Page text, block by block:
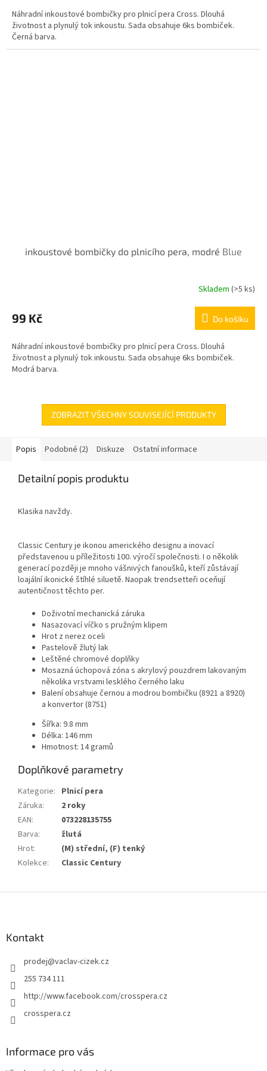
Náhradní inkoustové bombičky pro plnicí pera Cross. Dlouhá
životnost a plynulý tok inkoustu. Sada obsahuje 6ks bombiček.
Černá barva.
inkoustové bombičky do plnicího pera, modré Blue
Skladem (>5 ks)
99 Kč Do košíku
Náhradní inkoustové bombičky pro plnicí pera Cross. Dlouhá
životnost a plynulý tok inkoustu. Sada obsahuje 6ks bombiček.
Modrá barva.
ZOBRAZIT VŠECHNY SOUVISEJÍCÍ PRODUKTY
Popis Podobné (2) Diskuze Ostatní informace
Detailní popis produktu
Klasika navždy.
Classic Century je ikonou amerického designu a inovací
představenou u příležitosti 100. výročí společnosti. I o několik
generací později je mnoho vášnivých fanoušků, kteří zůstávají
loajální ikonické štíhlé siluetě. Naopak trendsetteři oceňují
autentičnost těchto per.
Doživotní mechanická záruka
Nasazovací víčko s pružným klipem
Hrot z nerez oceli
Pastelově žlutý lak
Leštěné chromové doplňky
Mosazná úchopová zóna s akrylový pouzdrem lakovaným
několika vrstvami lesklého černého laku
Balení obsahuje černou a modrou bombičku (8921 a 8920)
a konvertor (8751)
Šířka: 9.8 mm
Délka: 146 mm
Hmotnost: 14 gramů
Doplňkové parametry
Kategorie: Plnicí pera
Záruka:
2 roky
EAN:
073228135755
Barva:
žlutá
Hrot: (M) střední, (F) tenký
Kolekce: Classic Century
Kontakt
prodej@vaclav-cizek.cz
255 734 111
http://www.facebook.com/crosspera.cz
crosspera.cz
Informace pro vás